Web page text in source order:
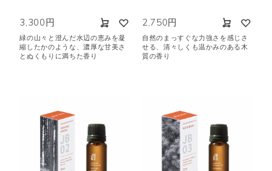
3,300円
緑の山々と澄んだ水辺の恵みを凝
縮したかのような、濃厚な甘美さ
とぬくもりに満ちた香り
2,750円
自然のまっすぐな力強さを感じさ
せる、清々しくも温かみのある木
質の香り